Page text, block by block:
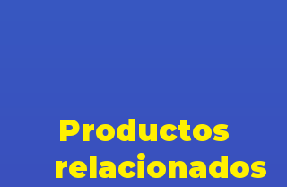
Productos
relacionados